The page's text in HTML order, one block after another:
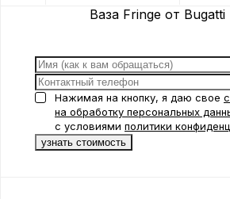
Ваза Fringe от Bugatti
Нажимая на кнопку, я даю свое
на обработку персональных
с условиями политики